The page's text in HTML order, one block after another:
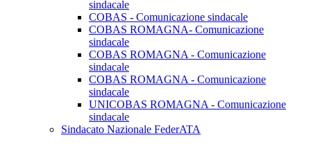
sindacale
COBAS - Comunicazione sindacale
COBAS ROMAGNA- Comunicazione
sindacale
COBAS ROMAGNA - Comunicazione
sindacale
COBAS ROMAGNA - Comunicazione
sindacale
UNICOBAS ROMAGNA - Comunicazione
sindacale
Sindacato Nazionale FederATA